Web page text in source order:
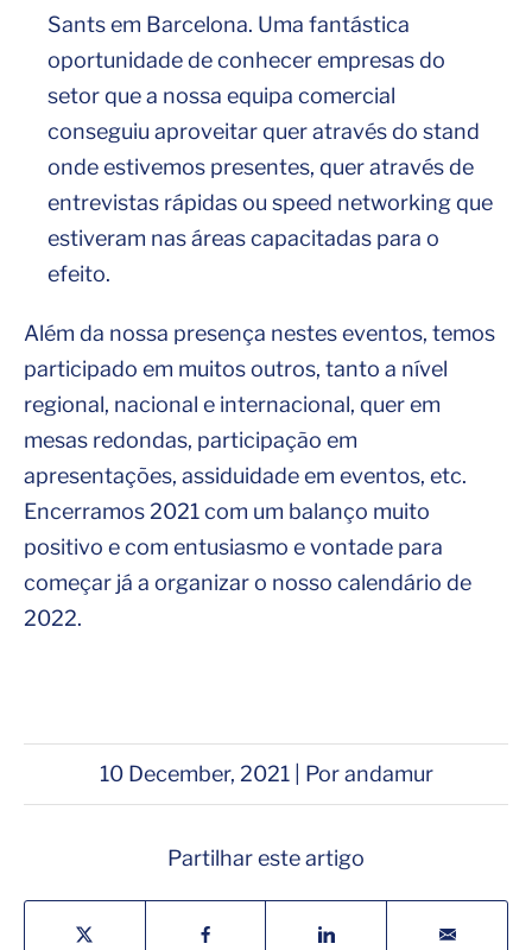
Sants em Barcelona. Uma fantástica
oportunidade de conhecer empresas do
setor que a nossa equipa comercial
conseguiu aproveitar quer através do stand
onde estivemos presentes, quer através de
entrevistas rápidas ou speed networking que
estiveram nas áreas capacitadas para o
efeito.
Além da nossa presença nestes eventos, temos
participado em muitos outros, tanto a nível
regional, nacional e internacional, quer em
mesas redondas, participação em
apresentações, assiduidade em eventos, etc.
Encerramos 2021 com um balanço muito
positivo e com entusiasmo e vontade para
começar já a organizar o nosso calendário de
2022.
10 December, 2021 | Por andamur
Partilhar este artigo